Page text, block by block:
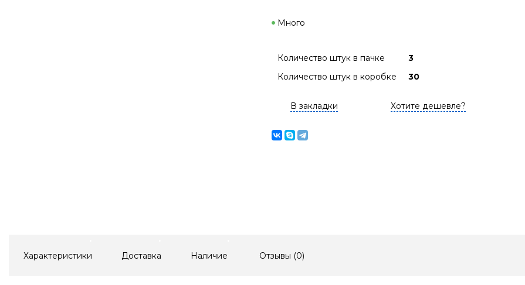
Много
Количество штук в пачке
3
Количество штук в коробке
30
В закладки Хотите дешевле?
Характеристики Доставка Наличие Отзывы (0)